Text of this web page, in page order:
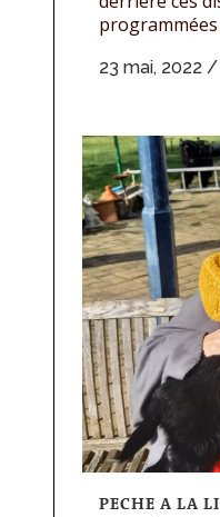
programmées
23 mai, 2022 /
PECHE A LA